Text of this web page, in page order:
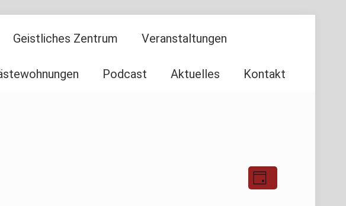
Geistliches Zentrum Veranstaltungen
Podcast Aktuelles Kontakt
Ansichten-
Navigation
Ansichten-
Tag